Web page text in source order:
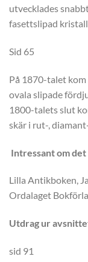
utvecklades
fasettslipad
Sid 65
På 1870-talet
ovala slipade
1800-talets slut
skär i rut-,
Intressant om det
Lilla Antikboken,
Ordalaget
Utdrag ur
sid 91